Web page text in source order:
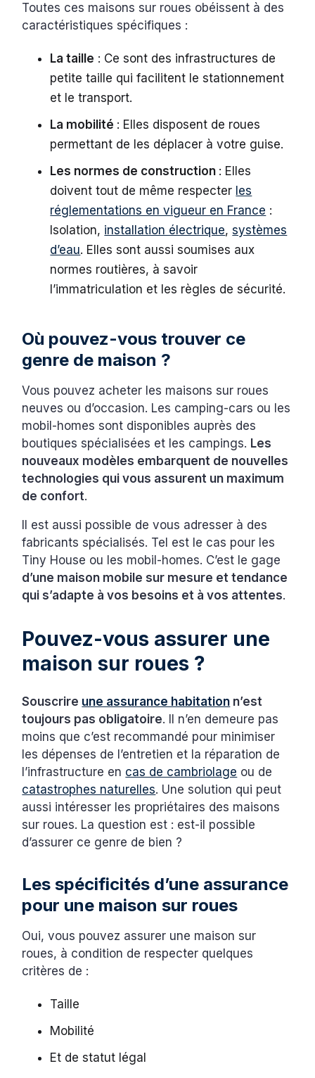
Toutes ces maisons sur roues obéissent à des
caractéristiques spécifiques :
La taille : Ce sont des infrastructures de
petite taille qui facilitent le stationnement
et le transport.
La mobilité : Elles disposent de roues
permettant de les déplacer à votre guise.
Les normes de construction : Elles
doivent tout de même respecter les
réglementations en vigueur en France :
Isolation, installation électrique,systèmes
d’eau. Elles sont aussi soumises aux
normes routières, à savoir
l’immatriculation et les règles de sécurité.
Où pouvez-vous trouver ce
genre de maison ?
Vous pouvez acheter les maisons sur roues
neuves ou d’occasion. Les camping-cars ou les
mobil-homes sont disponibles auprès des
boutiques spécialisées et les campings. Les
nouveaux modèles embarquent de nouvelles
technologies qui vous assurent un maximum
de confort.
Il est aussi possible de vous adresser à des
fabricants spécialisés. Tel est le cas pour les
Tiny House ou les mobil-homes. C’est le gage
d’une maison mobile sur mesure et tendance
qui s’adapte à vos besoins et à vos attentes.
Pouvez-vous assurer une
maison sur roues ?
Souscrire une assurance habitation n’est
toujours pas obligatoire. Il n’en demeure pas
moins que c’est recommandé pour minimiser
les dépenses de l’entretien et la réparation de
l’infrastructure en cas de cambriolage ou de
catastrophes naturelles. Une solution qui peut
aussi intéresser les propriétaires des maisons
sur roues. La question est : est-il possible
d’assurer ce genre de bien ?
Les spécificités d’une assurance
pour une maison sur roues
Oui, vous pouvez assurer une maison sur
roues, à condition de respecter quelques
critères de :
Taille
Mobilité
Et de statut légal